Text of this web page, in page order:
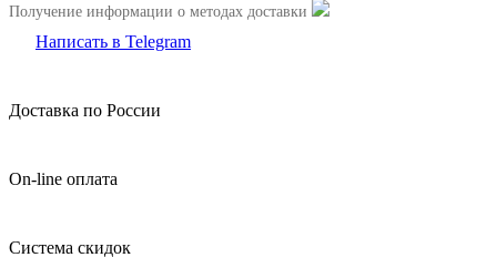
Получение информации о методах доставки
Написать в Telegram
Доставка по России
On-line оплата
Система скидок